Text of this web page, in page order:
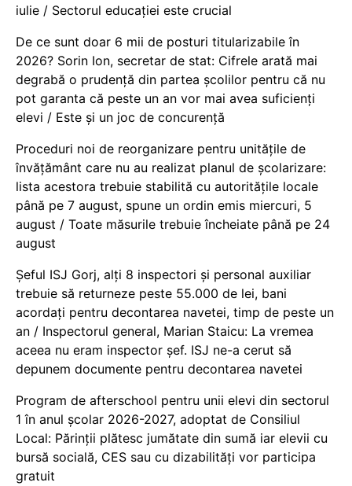
iulie / Sectorul educației este crucial
De ce sunt doar 6 mii de posturi titularizabile în
2026? Sorin Ion, secretar de stat: Cifrele arată mai
degrabă o prudență din partea școlilor pentru că nu
pot garanta că peste un an vor mai avea suficienți
elevi / Este și un joc de concurență
Proceduri noi de reorganizare pentru unitățile de
învățământ care nu au realizat planul de școlarizare:
lista acestora trebuie stabilită cu autoritățile locale
până pe 7 august, spune un ordin emis miercuri, 5
august / Toate măsurile trebuie încheiate până pe 24
august
Șeful ISJ Gorj, alți 8 inspectori și personal auxiliar
trebuie să returneze peste 55.000 de lei, bani
acordați pentru decontarea navetei, timp de peste un
an / Inspectorul general, Marian Staicu: La vremea
aceea nu eram inspector șef. ISJ ne-a cerut să
depunem documente pentru decontarea navetei
Program de afterschool pentru unii elevi din sectorul
1 în anul școlar 2026-2027, adoptat de Consiliul
Local: Părinții plătesc jumătate din sumă iar elevii cu
bursă socială, CES sau cu dizabilităţi vor participa
gratuit